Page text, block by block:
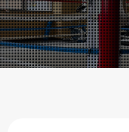
大会チケット
キャンペー
実戦コー
料金システ
フィットネス